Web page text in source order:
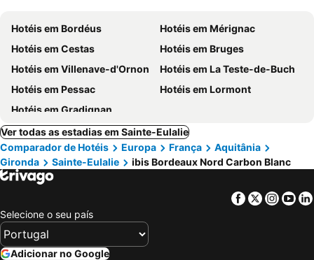
Hotéis em Bordéus
Hotéis em Mérignac
Hotéis em Cestas
Hotéis em Bruges
Hotéis em Villenave-d'Ornon
Hotéis em La Teste-de-Buch
Hotéis em Pessac
Hotéis em Lormont
Hotéis em Gradignan
Ver todas as estadias em Sainte-Eulalie
Comparador de Hotéis
Europa França
Aquitânia
Gironda
Sainte-Eulalie ibis Bordeaux Nord Carbon Blanc
Facebook
Twitter
Selecione o seu país
Adicionar no Google